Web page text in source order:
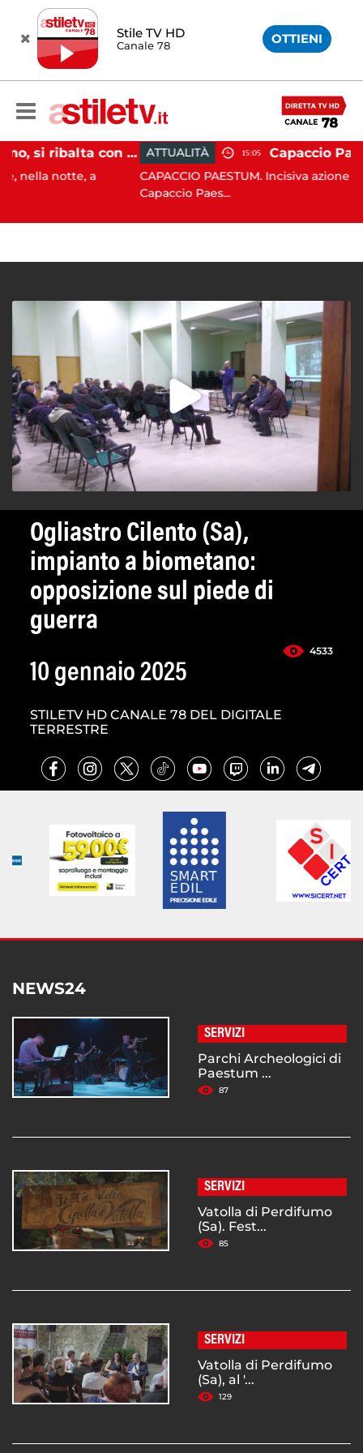
Stile TV HD
Canale 78 OTTIENI
Pontecagnano, si ribalta con l'auto alla rotatoria: giovane ferito
a
ATTUALITÀ 15:05
CAPACCIO PAESTUM. Incisiva azione del
Capaccio Paes...
Ogliastro Cilento (Sa),
impianto a biometano:
opposizione sul piede di
guerra
4533
10 gennaio 2025
STILETV HD CANALE 78 DEL DIGITALE
TERRESTRE
NEWS24
SERVIZI
Parchi Archeologici di
Paestum ...
87
SERVIZI
Vatolla di Perdifumo
(Sa). Fest...
85
SERVIZI
Vatolla di Perdifumo
(Sa), al '...
129